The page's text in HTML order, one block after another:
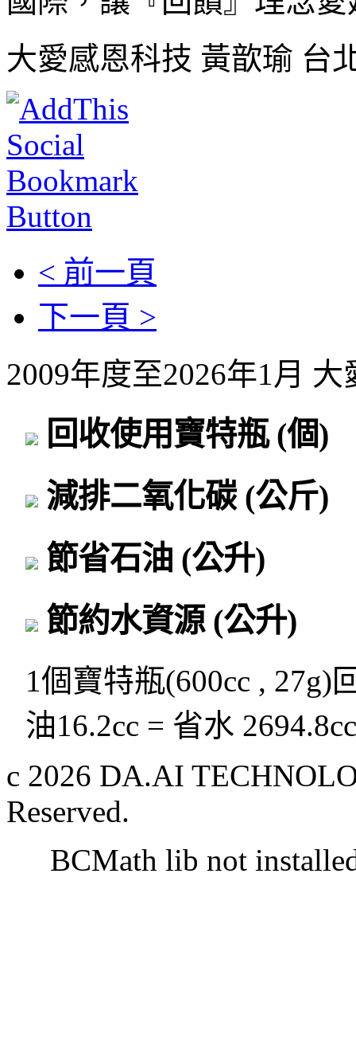
大愛感恩科技 黃歆瑜 台
< 前一頁
下一頁 >
2009年度至2026年1月
回收使用寶特瓶 (個)
減排二氧化碳 (公斤)
節省石油 (公升)
節約水資源 (公升)
1個寶特瓶(600cc , 27g)
油16.2cc = 省水
c 2026 DA.AI
Reserved.
BCMath lib not